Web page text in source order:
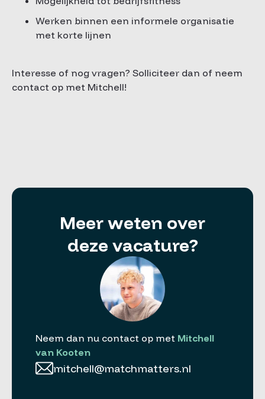
Werken binnen een informele organisatie
met korte lijnen
Interesse of nog vragen? Solliciteer dan of neem
contact op met Mitchell!
Meer weten over
deze vacature?
Neem dan nu contact op met Mitchell
van Kooten
mitchell@matchmatters.nl